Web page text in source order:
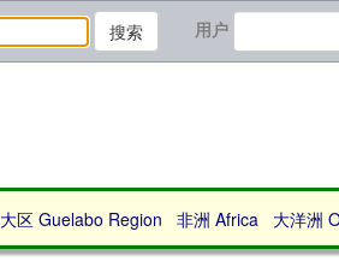
搜索 用户
区 Guelabo Region 非洲 Africa 大洋洲